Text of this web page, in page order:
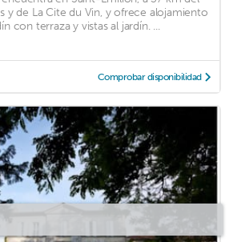
y de La Cite du Vin, y ofrece alojamiento
con terraza y vistas al jardín. ...
Comprobar disponibilidad